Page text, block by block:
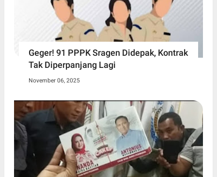
Geger! 91 PPPK Sragen Didepak, Kontrak
Tak Diperpanjang Lagi
November 06, 2025